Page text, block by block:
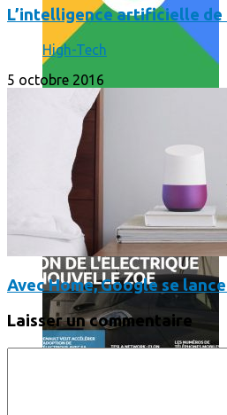
Comment utiliser «
L’intelligence artificielle
High-Tech
5 octobre 2016
Avec Home, Google se
Laisser un commentaire